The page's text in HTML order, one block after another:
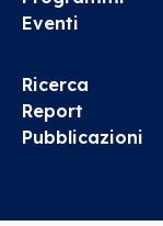
Eventi
Ricerca
Report
Pubblicazioni